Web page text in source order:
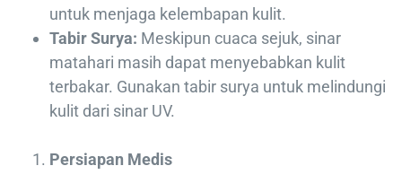
untuk menjaga kelembapan kulit.
Tabir Surya: Meskipun cuaca sejuk, sinar
matahari masih dapat menyebabkan kulit
terbakar. Gunakan tabir surya untuk melindungi
kulit dari sinar UV.
Persiapan Medis